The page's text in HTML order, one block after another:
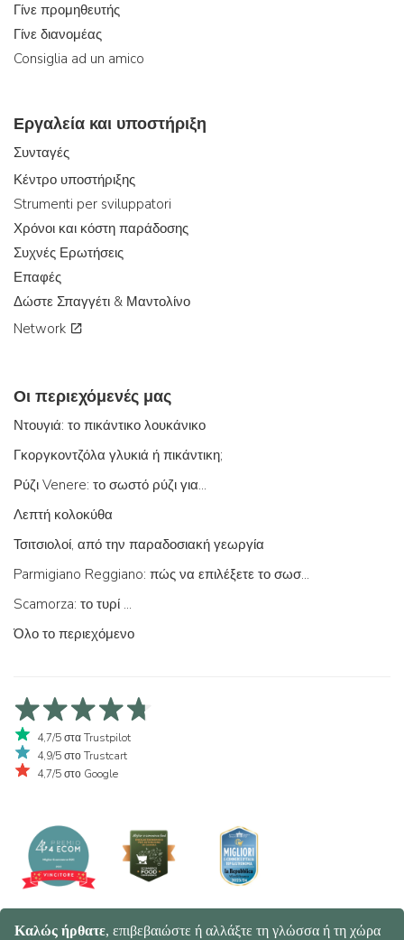
Γίνε προμηθευτής
Γίνε διανομέας
Consiglia ad un amico
Εργαλεία και υποστήριξη
Συνταγές
Κέντρο υποστήριξης
Strumenti per sviluppatori
Χρόνοι και κόστη παράδοσης
Συχνές Ερωτήσεις
Επαφές
Δώστε Σπαγγέτι & Μαντολίνο
Network
Οι περιεχόμενές μας
Ντουγιά: το πικάντικο λουκάνικο
Γκοργκοντζόλα γλυκιά ή πικάντικη;
Ρύζι Venere: το σωστό ρύζι για...
Λεπτή κολοκύθα
Τσιτσιολοί, από την παραδοσιακή γεωργία
Parmigiano Reggiano: πώς να επιλέξετε το σωστό
Scamorza: το τυρί ...
Όλο το περιεχόμενο
4,7/5 στα Trustpilot
4,9/5 στο Trustcart
4,7/5 στο Google
© 2026 Spaghetti e Mandolino SRL - Società Benefit | Verona - Italy |